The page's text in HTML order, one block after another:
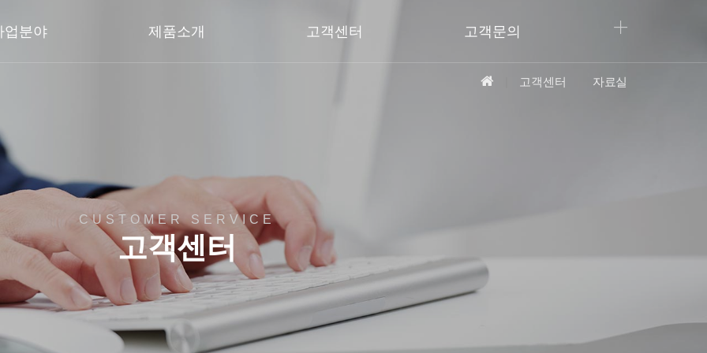
업분야 제품소개 고객센터 고객문의
CUSTOMER SERVICE
고객센터
고객센터 자료실